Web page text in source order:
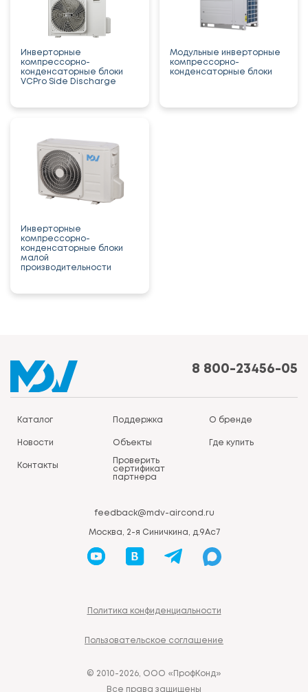
Инверторные
компрессорно-
конденсаторные блоки
VCPro Side Discharge
Модульные инверторные
компрессорно-
конденсаторные блоки
Инверторные
компрессорно-
конденсаторные блоки
малой
производительности
8 800-23456-05
Каталог Поддержка О бренде
Новости Объекты Где купить
Контакты
Проверить
сертификат
партнера
feedback@mdv-aircond.ru
Москва, 2-я Синичкина, д.9Ас7
Политика конфиденциальности
Пользовательское соглашение
© 2010-2026, ООО «ПрофКонд»
Все права защищены